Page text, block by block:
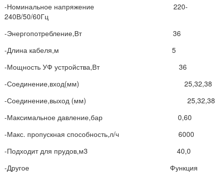
-Номинальное напряжение 220-
240В/50/60Гц
-Энергопотребление,Вт 36
-Длина кабеля,м 5
-Мощность УФ устройства,Вт 36
-Соединение,вход(мм) 25,32,38
-Соединение,выход (мм) 25,32,38
-Максимальное давление,бар 0,60
-Макс. пропускная способность,л/ч 6000
-Подходит для прудов,м3 40,0
-Другое Функция